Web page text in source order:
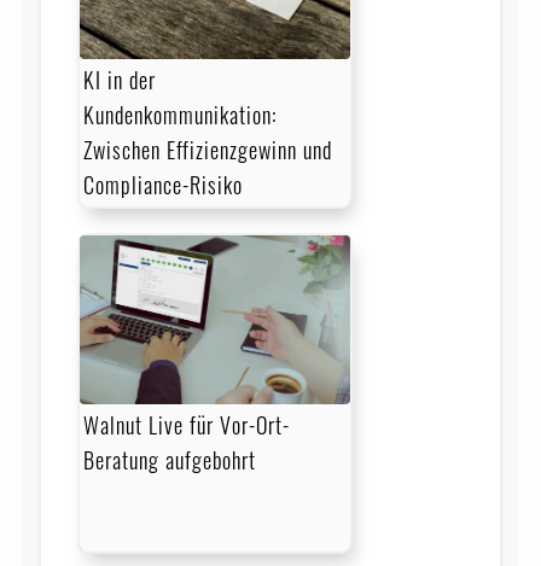
KI in der
Kundenkommunikation:
Zwischen Effizienzgewinn und
Compliance-Risiko
Walnut Live für Vor-Ort-
Beratung aufgebohrt